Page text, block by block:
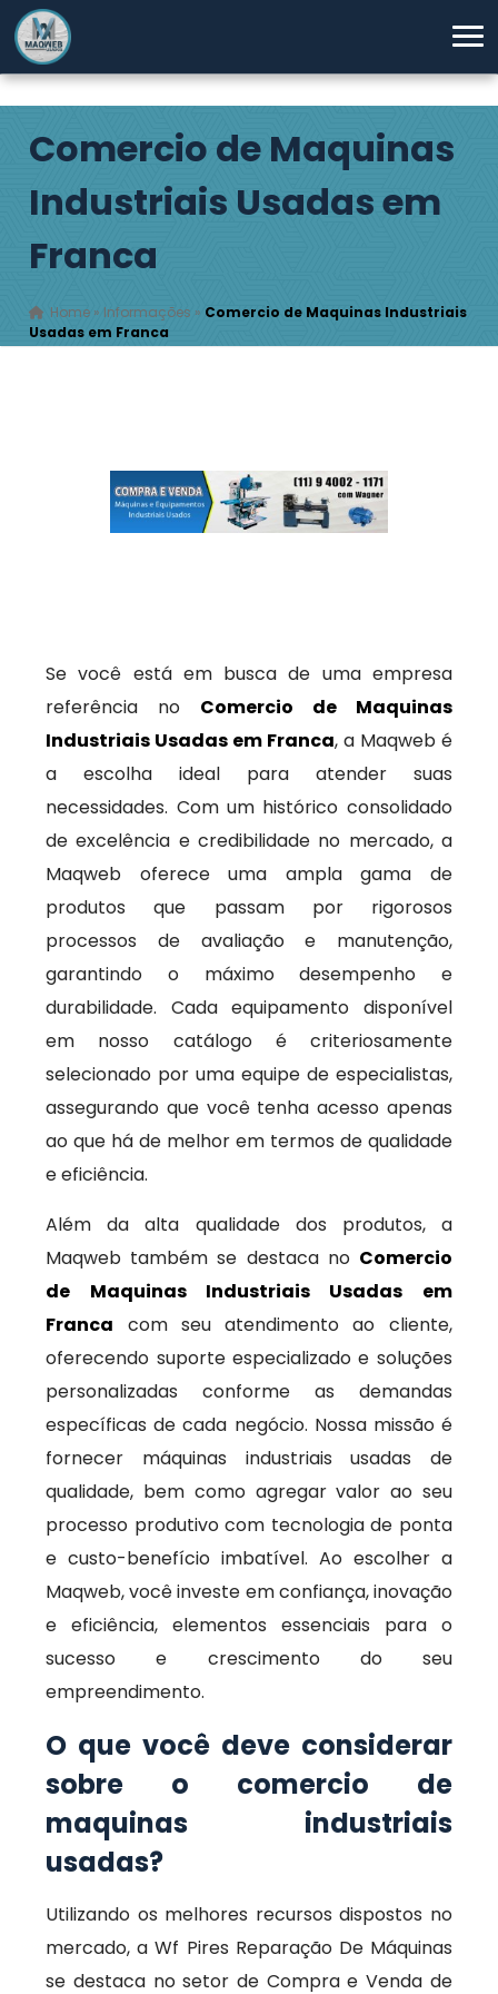
Comercio de Maquinas
Industriais Usadas em
Franca
Home » Informações » Comercio de Maquinas Industriais
Usadas em Franca
Se você está em busca de uma empresa
referência no Comercio de Maquinas
Industriais Usadas em Franca, a Maqweb é
a escolha ideal para atender suas
necessidades. Com um histórico consolidado
de excelência e credibilidade no mercado, a
Maqweb oferece uma ampla gama de
produtos que passam por rigorosos
processos de avaliação e manutenção,
garantindo o máximo desempenho e
durabilidade. Cada equipamento disponível
em nosso catálogo é criteriosamente
selecionado por uma equipe de especialistas,
assegurando que você tenha acesso apenas
ao que há de melhor em termos de qualidade
e eficiência.
Além da alta qualidade dos produtos, a
Maqweb também se destaca no Comercio
de Maquinas Industriais Usadas em
Franca com seu atendimento ao cliente,
oferecendo suporte especializado e soluções
personalizadas conforme as demandas
específicas de cada negócio. Nossa missão é
fornecer máquinas industriais usadas de
qualidade, bem como agregar valor ao seu
processo produtivo com tecnologia de ponta
e custo-benefício imbatível. Ao escolher a
Maqweb, você investe em confiança, inovação
e eficiência, elementos essenciais para o
sucesso e crescimento do seu
empreendimento.
O que você deve considerar
sobre o comercio de
maquinas industriais
usadas?
Utilizando os melhores recursos dispostos no
mercado, a Wf Pires Reparação De Máquinas
se destaca no setor de Compra e Venda de